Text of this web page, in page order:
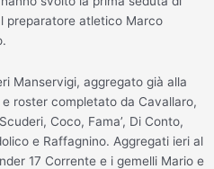
preparatore atletico Marco
Manservigi, aggregato già alla
e roster completato da Cavallaro,
Coco, Fama’, Di Conto,
e Raffagnino. Aggregati ieri al
17 Corrente e i gemelli Mario e